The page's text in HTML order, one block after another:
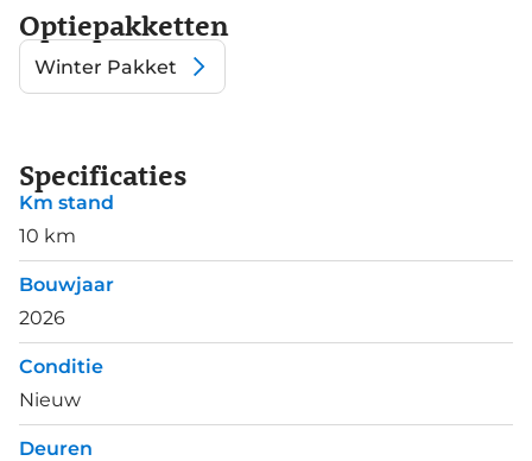
Optiepakketten
Winter Pakket
Specificaties
Km stand
10 km
Bouwjaar
2026
Conditie
Nieuw
Deuren